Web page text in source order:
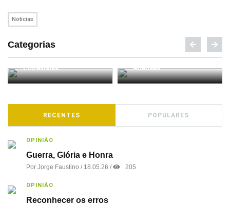
Notícias
Categorias
Podcasts
RECENTES POPULARES
OPINIÃO
Guerra, Glória e Honra
Por Jorge Faustino / 18.05.26 / 205
OPINIÃO
Reconhecer os erros